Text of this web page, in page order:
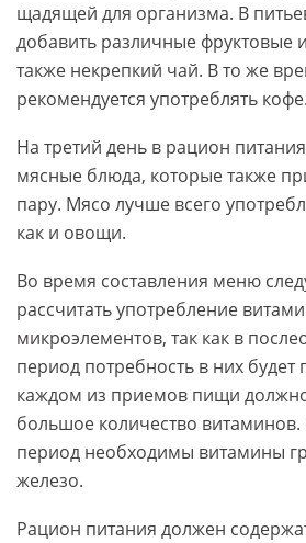
щадящей для организма. В
добавить различные фруктовые
также некрепкий чай. В то же
рекомендуется употреблять кофе.
На третий день в рацион
мясные блюда, которые также
пару. Мясо лучше всего
как и овощи.
Во время составления меню
рассчитать употребление
микроэлементов, так как в
период потребность в них
каждом из приемов пищи
большое количество витаминов.
период необходимы витамины
железо.
Рацион питания должен